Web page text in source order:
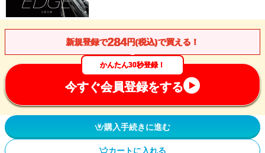
新規登録で284円(税込)で買える！
かんたん30秒登録！
今すぐ会員登録をする
購入手続きに進む
カートに入れる